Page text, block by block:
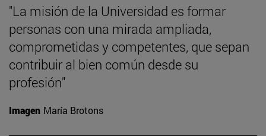
"La misión de la Universidad es formar
personas con una mirada ampliada,
comprometidas y competentes, que sepan
contribuir al bien común desde su
profesión"
Imagen María Brotons